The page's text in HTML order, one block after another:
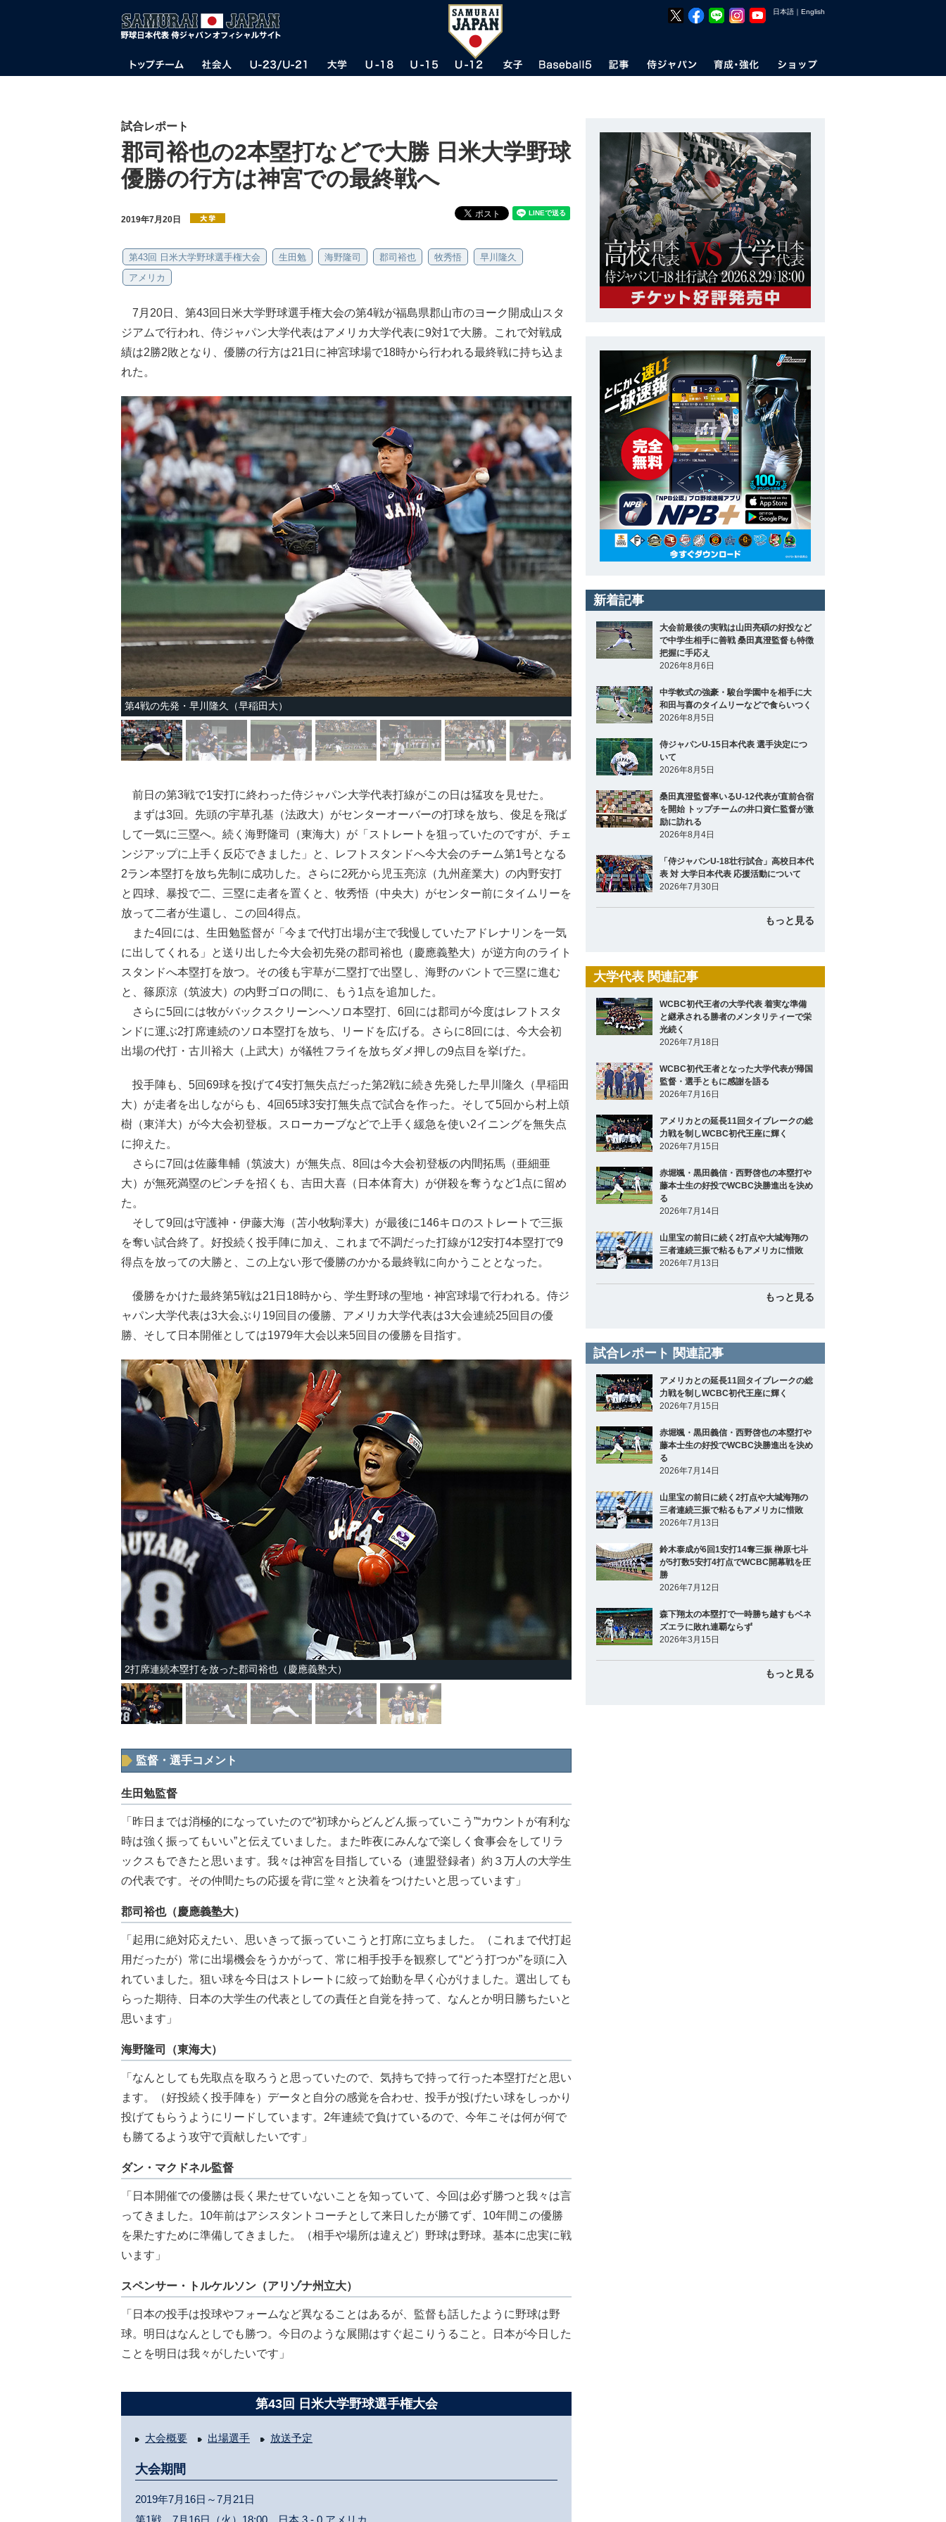
日本語 ｜ English
試合レポート
郡司裕也の2本塁打などで大勝 日米大学野球
優勝の行方は神宮での最終戦へ
2019年7月20日
第43回 日米大学野球選手権大会 生田勉 海野隆司 郡司裕也 牧秀悟
早川隆久
アメリカ
7月20日、第43回日米大学野球選手権大会の第4戦が福島県郡山市のヨーク開成山スタ
ジアムで行われ、侍ジャパン大学代表はアメリカ大学代表に9対1で大勝。これで対戦成
績は2勝2敗となり、優勝の行方は21日に神宮球場で18時から行われる最終戦に持ち込ま
れた。
第4戦の先発・早川隆久（早稲田大）
前日の第3戦で1安打に終わった侍ジャパン大学代表打線がこの日は猛攻を見せた。
まずは3回。先頭の宇草孔基（法政大）がセンターオーバーの打球を放ち、俊足を飛ば
して一気に三塁へ。続く海野隆司（東海大）が「ストレートを狙っていたのですが、チェ
ンジアップに上手く反応できました」と、レフトスタンドへ今大会のチーム第1号となる
2ラン本塁打を放ち先制に成功した。さらに2死から児玉亮涼（九州産業大）の内野安打
と四球、暴投で二、三塁に走者を置くと、牧秀悟（中央大）がセンター前にタイムリーを
放って二者が生還し、この回4得点。
また4回には、生田勉監督が「今まで代打出場が主で我慢していたアドレナリンを一気
に出してくれる」と送り出した今大会初先発の郡司裕也（慶應義塾大）が逆方向のライト
スタンドへ本塁打を放つ。その後も宇草が二塁打で出塁し、海野のバントで三塁に進む
と、篠原涼（筑波大）の内野ゴロの間に、もう1点を追加した。
さらに5回には牧がバックスクリーンへソロ本塁打、6回には郡司が今度はレフトスタ
ンドに運ぶ2打席連続のソロ本塁打を放ち、リードを広げる。さらに8回には、今大会初
出場の代打・古川裕大（上武大）が犠牲フライを放ちダメ押しの9点目を挙げた。
投手陣も、5回69球を投げて4安打無失点だった第2戦に続き先発した早川隆久（早稲田
大）が走者を出しながらも、4回65球3安打無失点で試合を作った。そして5回から村上頌
樹（東洋大）が今大会初登板。スローカーブなどで上手く緩急を使い2イニングを無失点
に抑えた。
さらに7回は佐藤隼輔（筑波大）が無失点、8回は今大会初登板の内間拓馬（亜細亜
大）が無死満塁のピンチを招くも、吉田大喜（日本体育大）が併殺を奪うなど1点に留め
た。
そして9回は守護神・伊藤大海（苫小牧駒澤大）が最後に146キロのストレートで三振
を奪い試合終了。好投続く投手陣に加え、これまで不調だった打線が12安打4本塁打で9
得点を放っての大勝と、この上ない形で優勝のかかる最終戦に向かうこととなった。
優勝をかけた最終第5戦は21日18時から、学生野球の聖地・神宮球場で行われる。侍ジ
ャパン大学代表は3大会ぶり19回目の優勝、アメリカ大学代表は3大会連続25回目の優
勝、そして日本開催としては1979年大会以来5回目の優勝を目指す。
2打席連続本塁打を放った郡司裕也（慶應義塾大）
監督・選手コメント
生田勉監督
「昨日までは消極的になっていたので“初球からどんどん振っていこう”“カウントが有利な
時は強く振ってもいい”と伝えていました。また昨夜にみんなで楽しく食事会をしてリラ
ックスもできたと思います。我々は神宮を目指している（連盟登録者）約３万人の大学生
の代表です。その仲間たちの応援を背に堂々と決着をつけたいと思っています」
郡司裕也（慶應義塾大）
「起用に絶対応えたい、思いきって振っていこうと打席に立ちました。（これまで代打起
用だったが）常に出場機会をうかがって、常に相手投手を観察して“どう打つか”を頭に入
れていました。狙い球を今日はストレートに絞って始動を早く心がけました。選出しても
らった期待、日本の大学生の代表としての責任と自覚を持って、なんとか明日勝ちたいと
思います」
海野隆司（東海大）
「なんとしても先取点を取ろうと思っていたので、気持ちで持って行った本塁打だと思い
ます。（好投続く投手陣を）データと自分の感覚を合わせ、投手が投げたい球をしっかり
投げてもらうようにリードしています。2年連続で負けているので、今年こそは何が何で
も勝てるよう攻守で貢献したいです」
ダン・マクドネル監督
「日本開催での優勝は長く果たせていないことを知っていて、今回は必ず勝つと我々は言
ってきました。10年前はアシスタントコーチとして来日したが勝てず、10年間この優勝
を果たすために準備してきました。（相手や場所は違えど）野球は野球。基本に忠実に戦
います」
スペンサー・トルケルソン（アリゾナ州立大）
「日本の投手は投球やフォームなど異なることはあるが、監督も話したように野球は野
球。明日はなんとしでも勝つ。今日のような展開はすぐ起こりうること。日本が今日した
ことを明日は我々がしたいです」
第43回 日米大学野球選手権大会
大会概要 出場選手 放送予定
大会期間
2019年7月16日～7月21日
第1戦 7月16日（火）18:00 日本 3 - 0 アメリカ
新着記事
大会前最後の実戦は山田亮碩の好投など
で中学生相手に善戦 桑田真澄監督も特徴
把握に手応え
2026年8月6日
中学軟式の強豪・駿台学園中を相手に大
和田与喜のタイムリーなどで食らいつく
2026年8月5日
侍ジャパンU-15日本代表 選手決定につ
いて
2026年8月5日
桑田真澄監督率いるU-12代表が直前合宿
を開始 トップチームの井口資仁監督が激
励に訪れる
2026年8月4日
「侍ジャパンU-18壮行試合」高校日本代
表 対 大学日本代表 応援活動について
2026年7月30日
もっと見る
大学代表 関連記事
WCBC初代王者の大学代表 着実な準備
と継承される勝者のメンタリティーで栄
光続く
2026年7月18日
WCBC初代王者となった大学代表が帰国
監督・選手ともに感謝を語る
2026年7月16日
アメリカとの延長11回タイブレークの総
力戦を制しWCBC初代王座に輝く
2026年7月15日
赤堀颯・黒田義信・西野啓也の本塁打や
藤本士生の好投でWCBC決勝進出を決め
る
2026年7月14日
山里宝の前日に続く2打点や大城海翔の
三者連続三振で粘るもアメリカに惜敗
2026年7月13日
もっと見る
試合レポート 関連記事
アメリカとの延長11回タイブレークの総
力戦を制しWCBC初代王座に輝く
2026年7月15日
赤堀颯・黒田義信・西野啓也の本塁打や
藤本士生の好投でWCBC決勝進出を決め
る
2026年7月14日
山里宝の前日に続く2打点や大城海翔の
三者連続三振で粘るもアメリカに惜敗
2026年7月13日
鈴木泰成が6回1安打14奪三振 榊原七斗
が5打数5安打4打点でWCBC開幕戦を圧
勝
2026年7月12日
森下翔太の本塁打で一時勝ち越すもベネ
ズエラに敗れ連覇ならず
2026年3月15日
もっと見る